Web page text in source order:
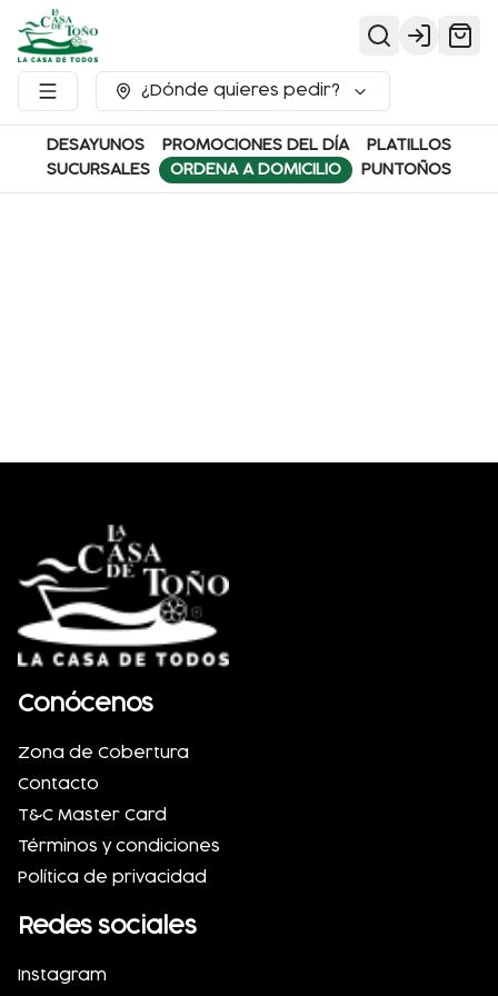
Login
¿Dónde quieres pedir?
DESAYUNOS PROMOCIONES DEL DÍA
PLATILLOS
SUCURSALES
ORDENA A DOMICILIO PUNTOÑOS
Conócenos
Zona de Cobertura
Contacto
T&C Master Card
Términos y condiciones
Política de privacidad
Redes sociales
Instagram